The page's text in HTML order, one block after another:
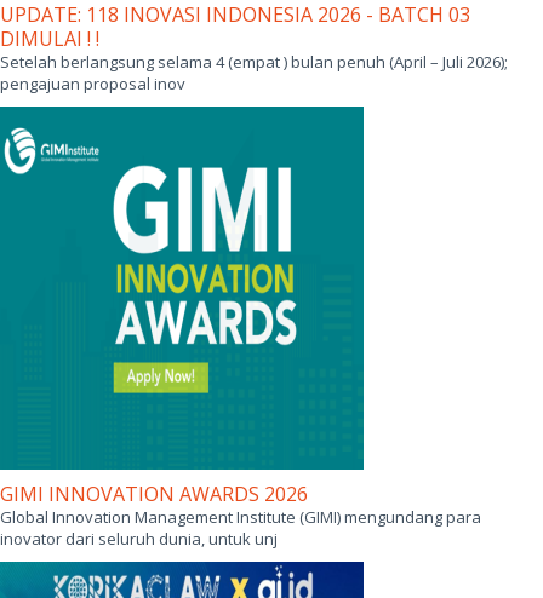
UPDATE: 118 INOVASI INDONESIA 2026 - BATCH 03
DIMULAI ! !
Setelah berlangsung selama 4 (empat ) bulan penuh (April – Juli 2026);
pengajuan proposal inov
GIMI INNOVATION AWARDS 2026
Global Innovation Management Institute (GIMI) mengundang para
inovator dari seluruh dunia, untuk unj